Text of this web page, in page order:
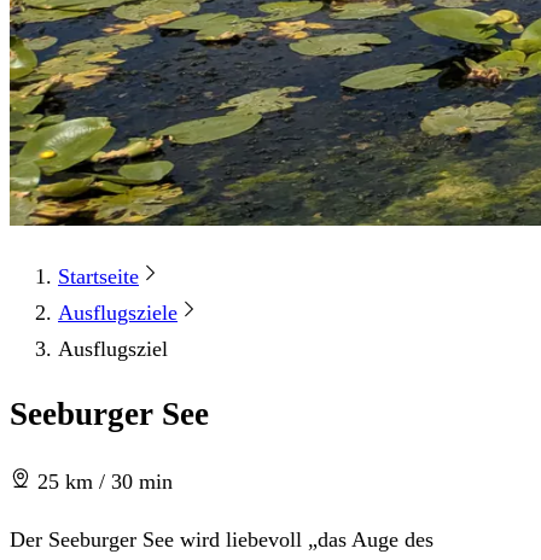
Startseite
Ausflugsziele
Ausflugsziel
Seeburger See
25 km / 30 min
Der Seeburger See wird liebevoll „das Auge des